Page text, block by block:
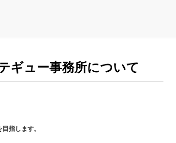
ギュー事務所について
指します。